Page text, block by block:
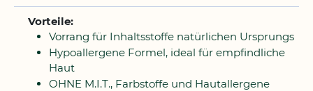
Vorrang für Inhaltsstoffe natürlichen Ursprungs
Hypoallergene Formel, ideal für empfindliche
Haut
OHNE M.I.T., Farbstoffe und Hautallergene